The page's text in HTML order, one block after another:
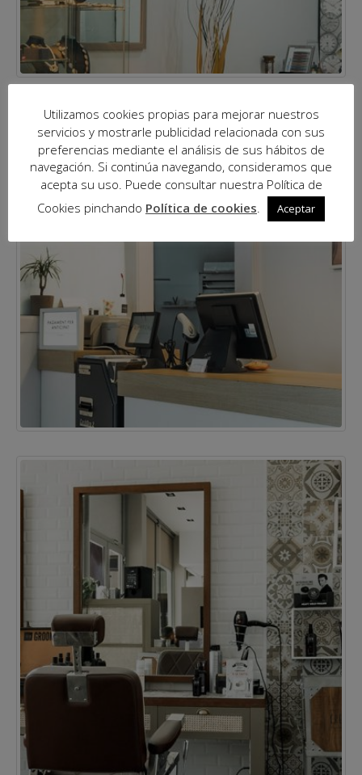
Utilizamos cookies propias para mejorar nuestros
servicios y mostrarle publicidad relacionada con sus
preferencias mediante el análisis de sus hábitos de
navegación. Si continúa navegando, consideramos que
acepta su uso. Puede consultar nuestra Política de
Cookies pinchando Política de cookies. Aceptar